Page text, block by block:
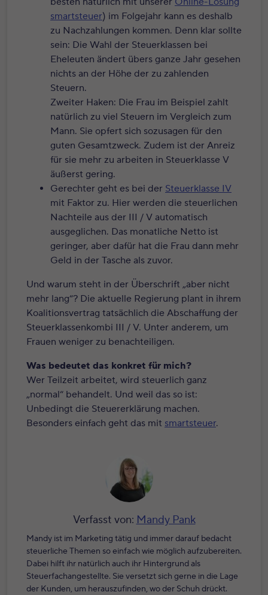
smartsteuer) im Folgejahr kann es deshalb
zu Nachzahlungen kommen. Denn klar sollte
sein: Die Wahl der Steuerklassen bei
Eheleuten ändert übers ganze Jahr gesehen
nichts an der Höhe der zu zahlenden
Steuern.
Zweiter Haken: Die Frau im Beispiel zahlt
natürlich zu viel Steuern im Vergleich zum
Mann. Sie opfert sich sozusagen für den
guten Gesamtzweck. Zudem ist der Anreiz
für sie mehr zu arbeiten in Steuerklasse V
äußerst gering.
Gerechter geht es bei der Steuerklasse IV
mit Faktor zu. Hier werden die steuerlichen
Nachteile aus der III / V automatisch
ausgeglichen. Das monatliche Netto ist
geringer, aber dafür hat die Frau dann mehr
Geld in der Tasche als zuvor.
Und warum steht in der Überschrift „aber nicht
mehr lang“? Die aktuelle Regierung plant in ihrem
Koalitionsvertrag tatsächlich die Abschaffung der
Steuerklassenkombi III / V. Unter anderem, um
Frauen weniger zu benachteiligen.
Was bedeutet das konkret für mich?
Wer Teilzeit arbeitet, wird steuerlich ganz
„normal“ behandelt. Und weil das so ist:
Unbedingt die Steuererklärung machen.
Besonders einfach geht das mit smartsteuer.
Verfasst von: Mandy Pank
Mandy ist im Marketing tätig und immer darauf bedacht
steuerliche Themen so einfach wie möglich aufzubereiten.
Dabei hilft ihr natürlich auch ihr Hintergrund als
Steuerfachangestellte. Sie versetzt sich gerne in die Lage
der Kunden, um herauszufinden, wo der Schuh drückt.